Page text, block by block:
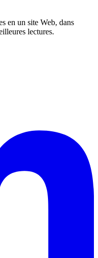
en un site Web, dans
lectures.